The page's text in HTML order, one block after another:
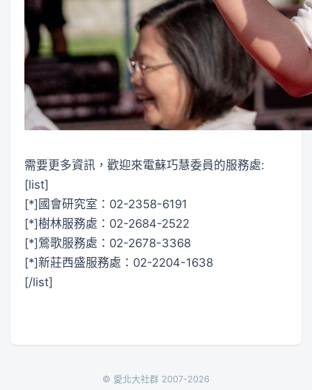
需要更多資訊，歡迎來電蘇巧慧委員的服務處:
[list]
[*]國會研究室：02-2358-6191
[*]樹林服務處：02-2684-2522
[*]鶯歌服務處：02-2678-3368
[*]新莊西盛服務處：02-2204-1638
[/list]
© 愛北大社群 2007-2026